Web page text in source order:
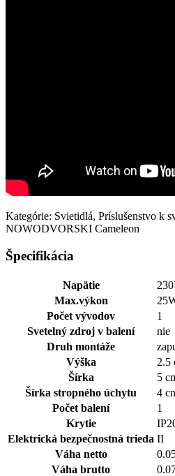
Kategórie: Svietidlá, Príslušenstvo k
NOWODVORSKI Cameleon
Špecifikácia
Napätie
Max.výkon
Počet vývodov
1
Svetelný zdroj v balení
nie
Druh montáže
Výška
2.5
Šírka
5
Šírka stropného úchytu
4
Počet balení
1
Krytie
Elektrická bezpečnostná trieda II
Váha netto
Váha brutto